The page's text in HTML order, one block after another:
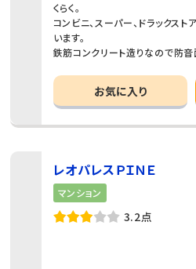
くらく。
コンビニ、スーパー、ドラックス
います。
鉄筋コンクリート造りなので防音
お気に入り
レオパレスＰＩＮＥ
マンション
3.2点